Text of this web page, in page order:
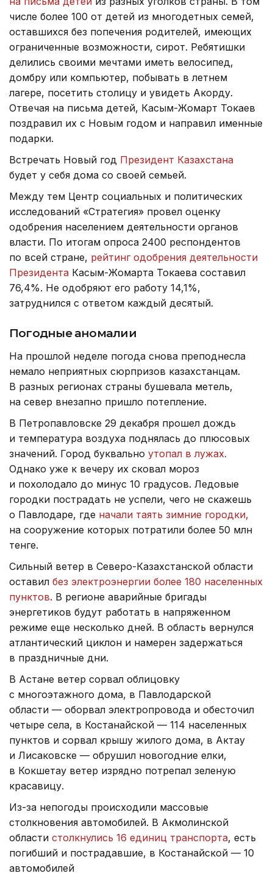
числе более 100 от детей из многодетных семей,
оставшихся без попечения родителей, имеющих
ограниченные возможности, сирот. Ребятишки
делились своими мечтами иметь велосипед,
домбру или компьютер, побывать в летнем
лагере, посетить столицу и увидеть Акорду.
Отвечая на письма детей, Касым-Жомарт Токаев
поздравил их с Новым годом и направил именные
подарки.
Встречать Новый год Президент Казахстана
будет у себя дома со своей семьей.
Между тем Центр социальных и политических
исследований «Стратегия» провел оценку
одобрения населением деятельности органов
власти. По итогам опроса 2400 респондентов
по всей стране, рейтинг одобрения деятельности
Президента Касым-Жомарта Токаева составил
76,4%. Не одобряют его работу 14,1%,
затруднился с ответом каждый десятый.
Погодные аномалии
На прошлой неделе погода снова преподнесла
немало неприятных сюрпризов казахстанцам.
В разных регионах страны бушевала метель,
на север внезапно пришло потепление.
В Петропавловске 29 декабря прошел дождь
и температура воздуха поднялась до плюсовых
значений. Город буквально утопал в лужах.
Однако уже к вечеру их сковал мороз
и похолодало до минус 10 градусов. Ледовые
городки пострадать не успели, чего не скажешь
о Павлодаре, где начали таять зимние городки,
на сооружение которых потратили более 50 млн
тенге.
Сильный ветер в Северо-Казахстанской области
оставил без электроэнергии более 180 населенных
пунктов. В регионе аварийные бригады
энергетиков будут работать в напряженном
режиме еще несколько дней. В область вернулся
атлантический циклон и намерен задержаться
в праздничные дни.
В Астане ветер сорвал облицовку
с многоэтажного дома, в Павлодарской
области — оборвал электропровода и обесточил
четыре села, в Костанайской — 114 населенных
пунктов и сорвал крышу жилого дома, в Актау
и Лисаковске — обрушил новогодние елки,
в Кокшетау ветер изрядно потрепал зеленую
красавицу.
Из-за непогоды происходили массовые
столкновения автомобилей. В Акмолинской
области столкнулись 16 единиц транспорта, есть
погибший и пострадавшие, в Костанайской — 10
автомобилей